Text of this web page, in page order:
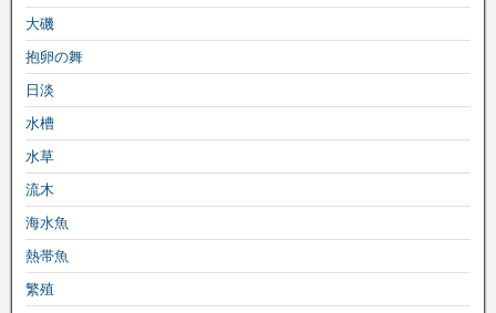
大磯
抱卵の舞
日淡
水槽
水草
流木
海水魚
熱帯魚
繁殖